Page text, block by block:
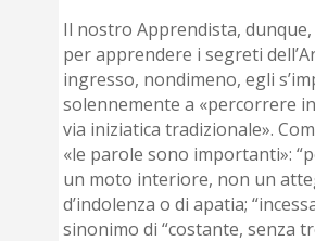
Il nostro Apprendista,
per apprendere i segreti
ingresso, nondimeno, egli
solennemente a «percorrere
via iniziatica tradizionale».
«le parole sono importanti»:
un moto interiore, non un
d’indolenza o di apatia;
sinonimo di “costante, senza